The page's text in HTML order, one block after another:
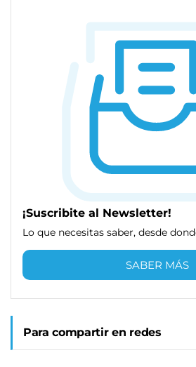
¡Suscribite al Newsletter!
Lo que necesitas saber, desde
SABER MÁS
Para compartir en redes